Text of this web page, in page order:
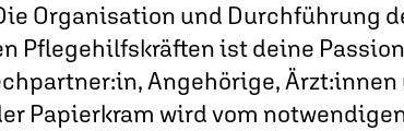
Organisation und Durchführung
Pflegehilfskräften ist deine
Angehörige,
Papierkram wird vom